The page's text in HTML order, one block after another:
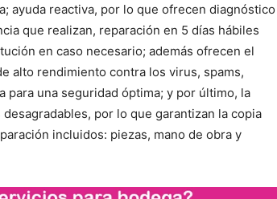
ayuda reactiva, por lo que ofrecen diagnóstico
que realizan, reparación en 5 días hábiles
en caso necesario; además ofrecen el
alto rendimiento contra los virus, spams,
una seguridad óptima; y por último, la
por lo que garantizan la copia
incluidos: piezas, mano de obra y